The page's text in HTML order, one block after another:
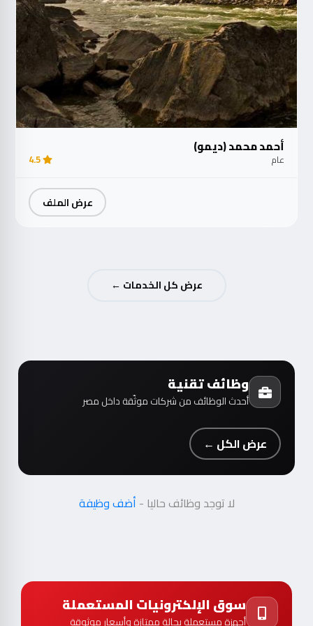
أحمد محمد (ديمو)
عام 4.5
عرض الملف
عرض كل الخدمات ←
وظائف تقنية
أحدث الوظائف من شركات موثّقة داخل مصر
عرض الكل ←
لا توجد وظائف حاليا - أضف وظيفة
سوق الإلكترونيات المستعملة
أجهزة مستعملة بحالة ممتازة وأسعار موثوقة